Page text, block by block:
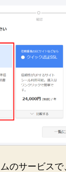
のサービスで